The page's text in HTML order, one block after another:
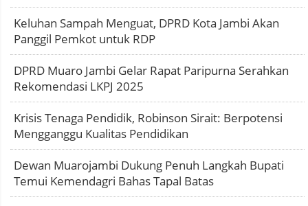
Keluhan Sampah Menguat, DPRD Kota Jambi Akan
Panggil Pemkot untuk RDP
DPRD Muaro Jambi Gelar Rapat Paripurna Serahkan
Rekomendasi LKPJ 2025
Krisis Tenaga Pendidik, Robinson Sirait: Berpotensi
Mengganggu Kualitas Pendidikan
Dewan Muarojambi Dukung Penuh Langkah Bupati
Temui Kemendagri Bahas Tapal Batas